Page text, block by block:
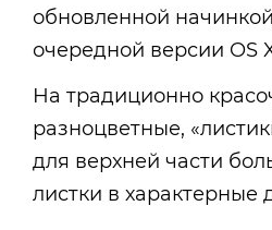
обновленной
очередной версии OS
На традиционно
разноцветные,
для верхней части
листки в характерные